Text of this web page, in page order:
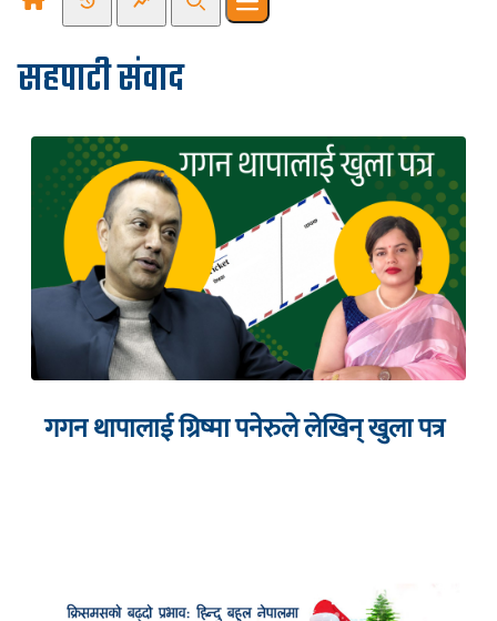
Recent NewsTrending News
SearchOpen main menu
सहपाटी संवाद
गगन थापालाई ग्रिष्मा पनेरुले लेखिन् खुला पत्र